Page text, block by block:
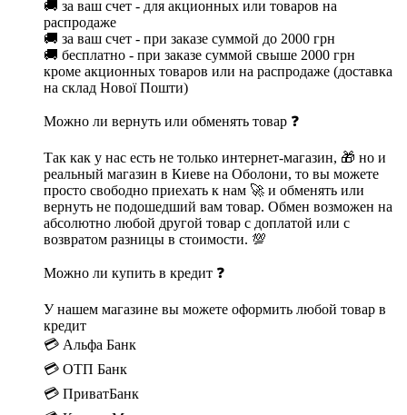
🚚 за ваш счет - для акционных или товаров на
распродаже
🚚 за ваш счет - при заказе суммой до 2000 грн
🚚 бесплатно - при заказе суммой свыше 2000 грн
кроме акционных товаров или на распродаже (доставка
на склад Нової Пошти)
Можно ли вернуть или обменять товар ❓
Так как у нас есть не только интернет-магазин, 🎁 но и
реальный магазин в Киеве на Оболони, то вы можете
просто свободно приехать к нам 🚀 и обменять или
вернуть не подошедший вам товар. Обмен возможен на
абсолютно любой другой товар с доплатой или с
возвратом разницы в стоимости. 💯
Можно ли купить в кредит ❓
У нашем магазине вы можете оформить любой товар в
кредит
💳 Альфа Банк
💳 ОТП Банк
💳 ПриватБанк